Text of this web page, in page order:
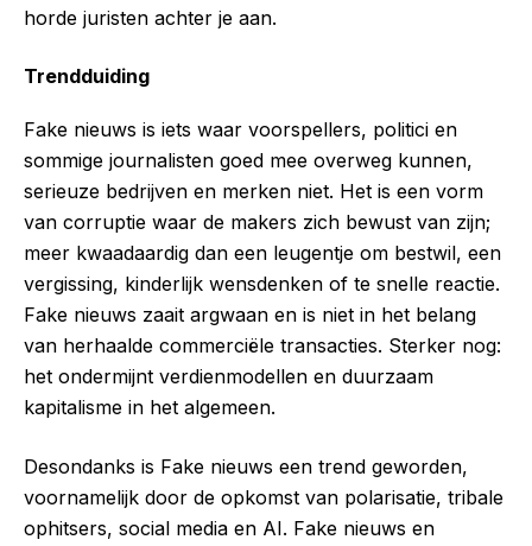
horde juristen achter je aan.
Trendduiding
Fake nieuws is iets waar voorspellers, politici en
sommige journalisten goed mee overweg kunnen,
serieuze bedrijven en merken niet. Het is een vorm
van corruptie waar de makers zich bewust van zijn;
meer kwaadaardig dan een leugentje om bestwil, een
vergissing, kinderlijk wensdenken of te snelle reactie.
Fake nieuws zaait argwaan en is niet in het belang
van herhaalde commerciële transacties. Sterker nog:
het ondermijnt verdienmodellen en duurzaam
kapitalisme in het algemeen.
Desondanks is Fake nieuws een trend geworden,
voornamelijk door de opkomst van polarisatie, tribale
ophitsers, social media en AI. Fake nieuws en